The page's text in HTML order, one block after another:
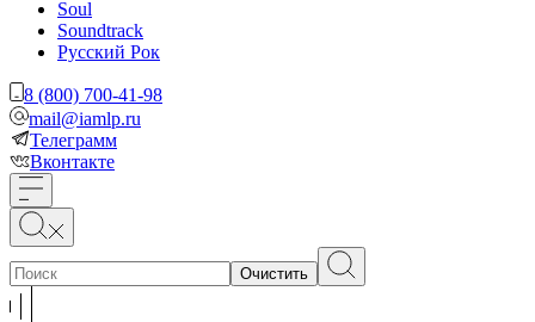
Soul
Soundtrack
Русский Рок
8 (800) 700-41-98
mail@iamlp.ru
Телеграмм
Вконтакте
Очистить